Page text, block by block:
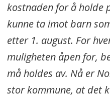
kostnaden for å holde
kunne ta imot barn
etter 1. august. For
muligheten åpen for,
må holdes av. Nå er
stor kommune, at det